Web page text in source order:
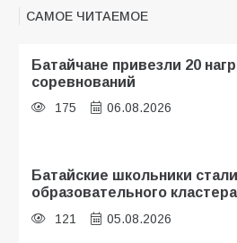
САМОЕ ЧИТАЕМОЕ
Батайчане привезли 20
соревнований
175 06.08.2026
Батайские школьники
образовательного кластера
121 05.08.2026